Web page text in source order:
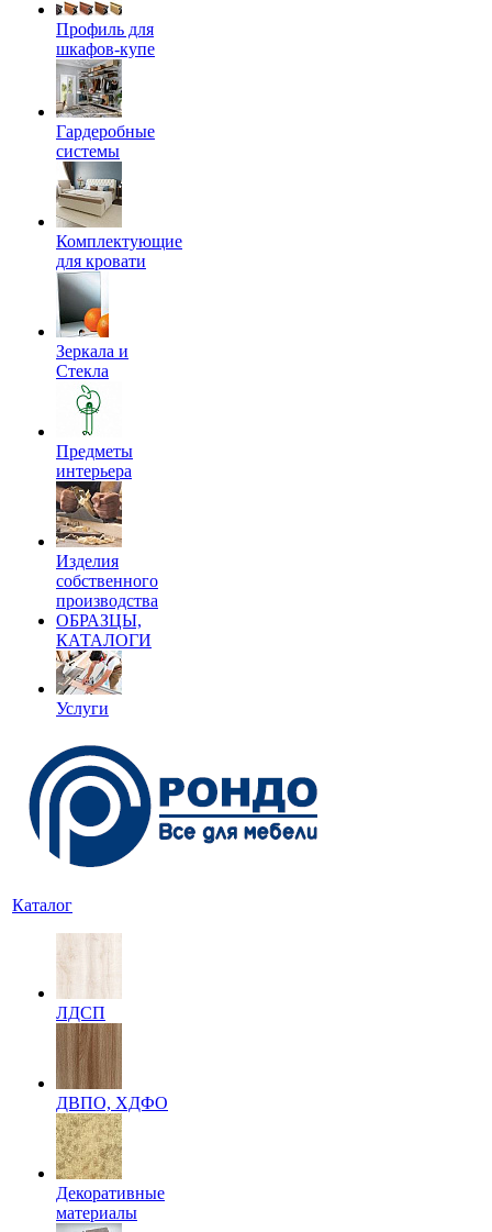
Профиль для
шкафов-купе
Гардеробные
системы
Комплектующие
для кровати
Зеркала и
Стекла
Предметы
интерьера
Изделия
собственного
производства
ОБРАЗЦЫ,
КАТАЛОГИ
Услуги
Каталог
ЛДСП
ДВПО, ХДФО
Декоративные
материалы